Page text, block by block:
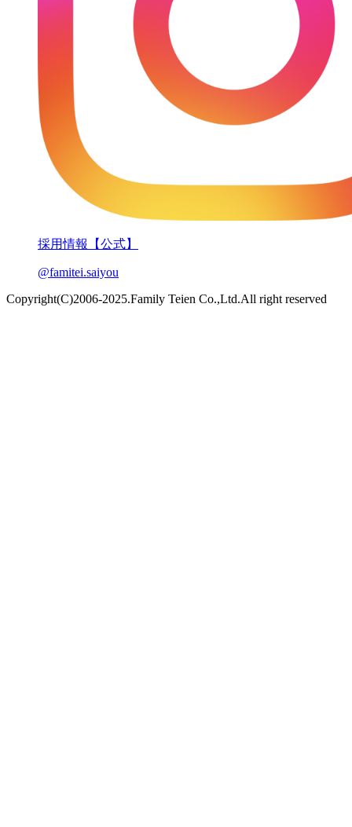
採用情報【公式】
@famitei.saiyou
Copyright(C)2006-2025.Family Teien Co.,Ltd.All right reserved